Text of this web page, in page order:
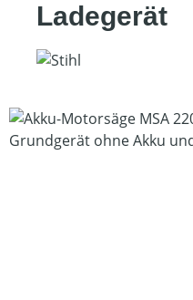
Ladegerät
Bildergalerie überspringen